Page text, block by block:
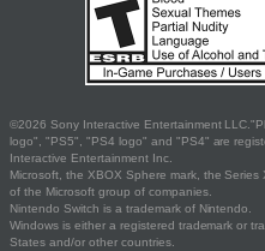
©2026 Sony Interactive Entertainment
logo", "PS5", "PS4 logo" and "PS4" are
Interactive Entertainment Inc.
Microsoft, the XBOX Sphere mark, the
of the Microsoft group of companies.
Nintendo Switch is a trademark of Nintendo.
Windows is either a registered trademark or
States and/or other countries.